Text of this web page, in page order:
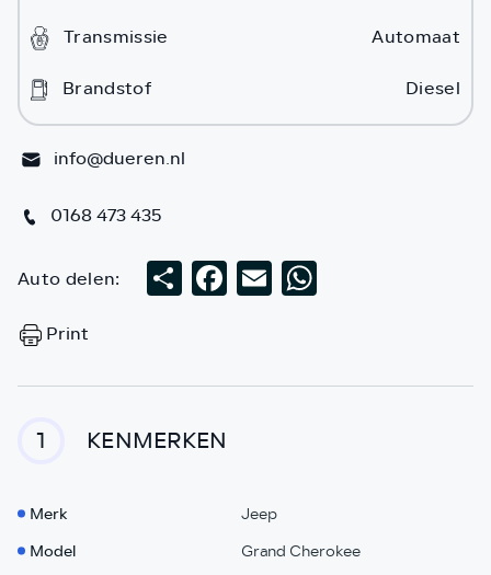
Transmissie
Automaat
Brandstof
Diesel
info@dueren.nl
0168 473 435
Auto delen: Deel Facebook
EmailWhatsApp
Print
1 KENMERKEN
Merk
Jeep
Model
Grand Cherokee